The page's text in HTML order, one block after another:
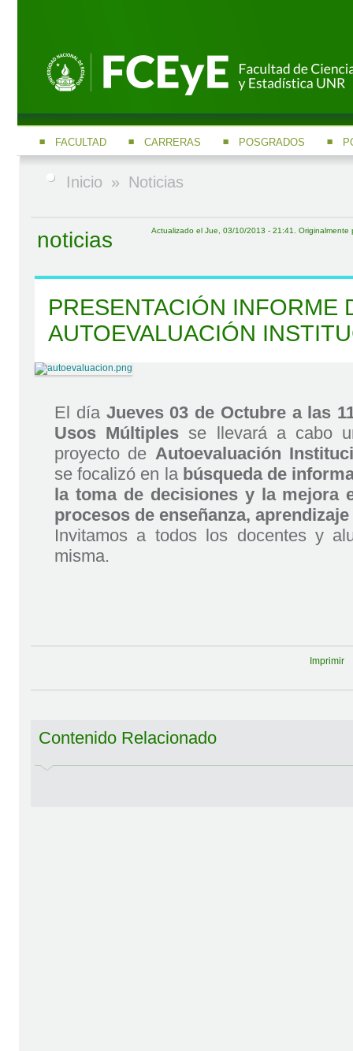
FACULTAD CARRERAS POSGRADOS
Inicio » Noticias
Actualizado el Jue, 03/10/2013 - 21:41.
noticias
PRESENTACIÓN INFORME
AUTOEVALUACIÓN
El día Jueves 03 de Octubre a las
Usos Múltiplesse llevará a cabo
proyecto de Autoevaluación
se focalizó en la búsqueda de
la toma de decisiones y la mejora
procesos de enseñanza,
Invitamos a todos los docentes y
misma.
Imprimir
Contenido Relacionado